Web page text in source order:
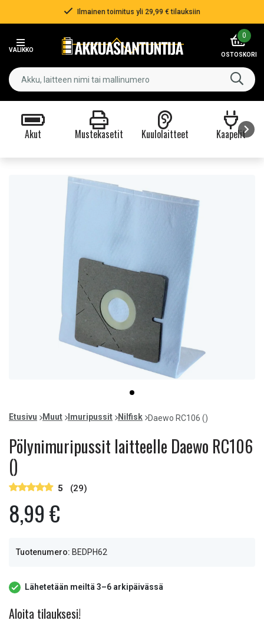
Ilmainen toimitus yli 29,99 € tilauksiin
VALIKKO
0
OSTOSKORI
Akut Mustekasetit Kuulolaitteet Kaapelit
item
0
of
Etusivu Muut Imuripussit Nilfisk Daewo RC106 ()
Pölynimuripussit laitteelle Daewo RC106
()
5 (29)
8,99 €
Tuotenumero: BEDPH62
Lähetetään meiltä 3–6 arkipäivässä
Aloita tilauksesi!